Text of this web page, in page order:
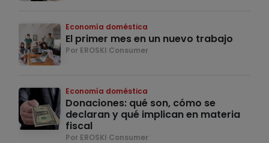
Economía doméstica
El primer mes en un nuevo trabajo
Por EROSKI Consumer
Economía doméstica
Donaciones: qué son, cómo se
declaran y qué implican en materia
fiscal
Por EROSKI Consumer